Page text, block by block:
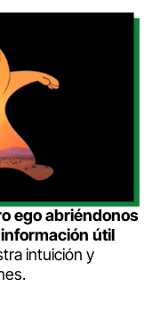
ego abriéndonos
útil
intuición y